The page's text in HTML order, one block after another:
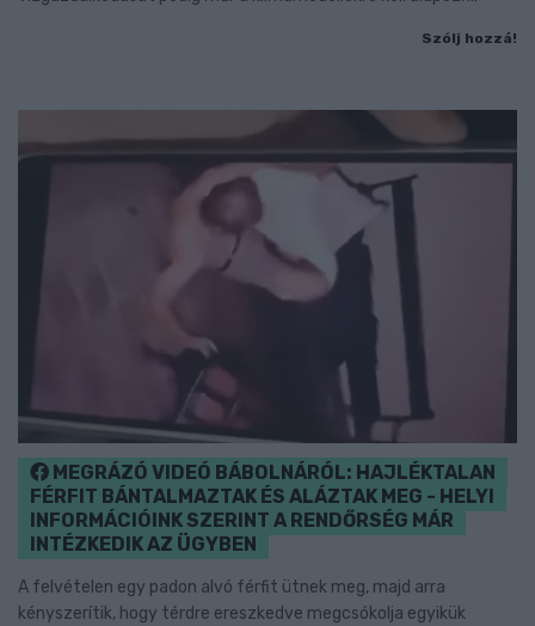
Szólj hozzá!
MEGRÁZÓ VIDEÓ BÁBOLNÁRÓL: HAJLÉKTALAN
FÉRFIT BÁNTALMAZTAK ÉS ALÁZTAK MEG - HELYI
INFORMÁCIÓINK SZERINT A RENDŐRSÉG MÁR
INTÉZKEDIK AZ ÜGYBEN
A felvételen egy padon alvó férfit ütnek meg, majd arra
kényszerítik, hogy térdre ereszkedve megcsókolja egyikük